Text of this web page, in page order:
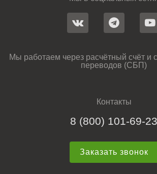
Мы работаем через расчётный счёт и
переводов (СБП)
Контакты
8 (800) 101-69-23
Заказать звонок